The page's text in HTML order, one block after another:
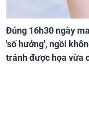
Đúng 16h30 ngày
'số hưởng', ngồi
tránh được họa vừa